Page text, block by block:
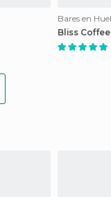
Bares en
Bliss